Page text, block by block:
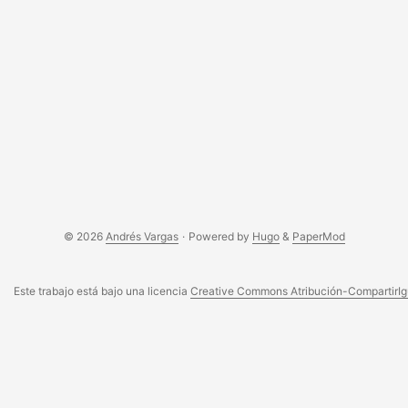
© 2026 Andrés Vargas · Powered by Hugo& PaperMod
Este trabajo está bajo una licencia Creative Commons Atribución-